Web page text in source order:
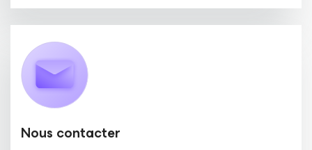
Nous contacter